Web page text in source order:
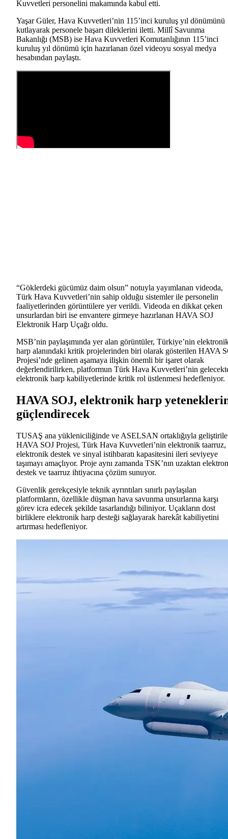
Kuvvetleri personelini makamında kabul etti.
Yaşar Güler, Hava Kuvvetleri’nin 115’inci kuruluş yıl dönümünü
kutlayarak personele başarı dileklerini iletti. Millî Savunma
Bakanlığı (MSB) ise Hava Kuvvetleri Komutanlığının 115’inci
kuruluş yıl dönümü için hazırlanan özel videoyu sosyal medya
hesabından paylaştı.
“Göklerdeki gücümüz daim olsun” notuyla yayımlanan videoda,
Türk Hava Kuvvetleri’nin sahip olduğu sistemler ile personelin
faaliyetlerinden görüntülere yer verildi. Videoda en dikkat çeken
unsurlardan biri ise envantere girmeye hazırlanan HAVA SOJ
Elektronik Harp Uçağı oldu.
MSB’nin paylaşımında yer alan görüntüler, Türkiye’nin
harp alanındaki kritik projelerinden biri olarak gösterilen HAVA
Projesi’nde gelinen aşamaya ilişkin önemli bir işaret olarak
değerlendirilirken, platformun Türk Hava Kuvvetleri’nin
elektronik harp kabiliyetlerinde kritik rol üstlenmesi hedefleniyor.
HAVA SOJ, elektronik harp
güçlendirecek
TUSAŞ ana yükleniciliğinde ve ASELSAN ortaklığıyla
HAVA SOJ Projesi, Türk Hava Kuvvetleri’nin elektronik taarruz,
elektronik destek ve sinyal istihbaratı kapasitesini ileri seviyeye
taşımayı amaçlıyor. Proje aynı zamanda TSK’nın uzaktan
destek ve taarruz ihtiyacına çözüm sunuyor.
Güvenlik gerekçesiyle teknik ayrıntıları sınırlı paylaşılan
platformların, özellikle düşman hava savunma unsurlarına karşı
görev icra edecek şekilde tasarlandığı biliniyor. Uçakların dost
birliklere elektronik harp desteği sağlayarak harekât kabiliyetini
artırması hedefleniyor.